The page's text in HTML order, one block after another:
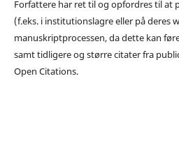
Forfattere har ret til og opfordres til at
(f.eks. i institutionslagre eller på deres
manuskriptprocessen, da dette kan
samt tidligere og større citater fra
Open Citations.